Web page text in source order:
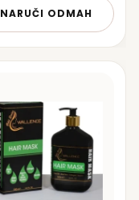
NARUČI ODMAH